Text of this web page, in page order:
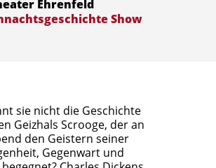
Ehrenfeld
Show
sie nicht die Geschichte
Geizhals Scrooge, der an
den Geistern seiner
Gegenwart und